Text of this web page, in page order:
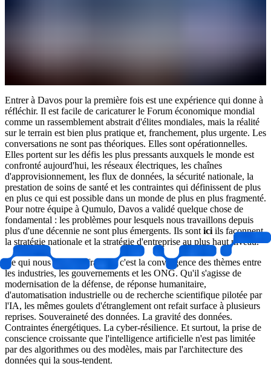
Entrer à Davos pour la première fois est une expérience qui donne à
réfléchir. Il est facile de caricaturer le Forum économique mondial
comme un rassemblement abstrait d'élites mondiales, mais la réalité
sur le terrain est bien plus pratique et, franchement, plus urgente. Les
conversations ne sont pas théoriques. Elles sont opérationnelles.
Elles portent sur les défis les plus pressants auxquels le monde est
confronté aujourd'hui, les réseaux électriques, les chaînes
d'approvisionnement, les flux de données, la sécurité nationale, la
prestation de soins de santé et les contraintes qui définissent de plus
en plus ce qui est possible dans un monde de plus en plus fragmenté.
Pour notre équipe à Qumulo, Davos a validé quelque chose de
fondamental : les problèmes pour lesquels nous travaillons depuis
plus d'une décennie ne sont plus émergents. Ils sont ici ils façonnent
la stratégie nationale et la stratégie d'entreprise au plus haut niveau.
Ce qui nous a le plus frappés, c'est la convergence des thèmes entre
les industries, les gouvernements et les ONG. Qu'il s'agisse de
modernisation de la défense, de réponse humanitaire,
d'automatisation industrielle ou de recherche scientifique pilotée par
l'IA, les mêmes goulets d'étranglement ont refait surface à plusieurs
reprises. Souveraineté des données. La gravité des données.
Contraintes énergétiques. La cyber-résilience. Et surtout, la prise de
conscience croissante que l'intelligence artificielle n'est pas limitée
par des algorithmes ou des modèles, mais par l'architecture des
données qui la sous-tendent.